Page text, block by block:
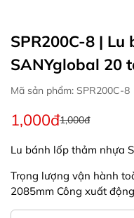
SPR200C-8 |
SANYglobal 20
Mã sản phẩm: SPR200C-8
1,000đ1,000đ
Lu bánh lốp thảm nhựa
Trọng lượng vận hành
2085mm Công xuất